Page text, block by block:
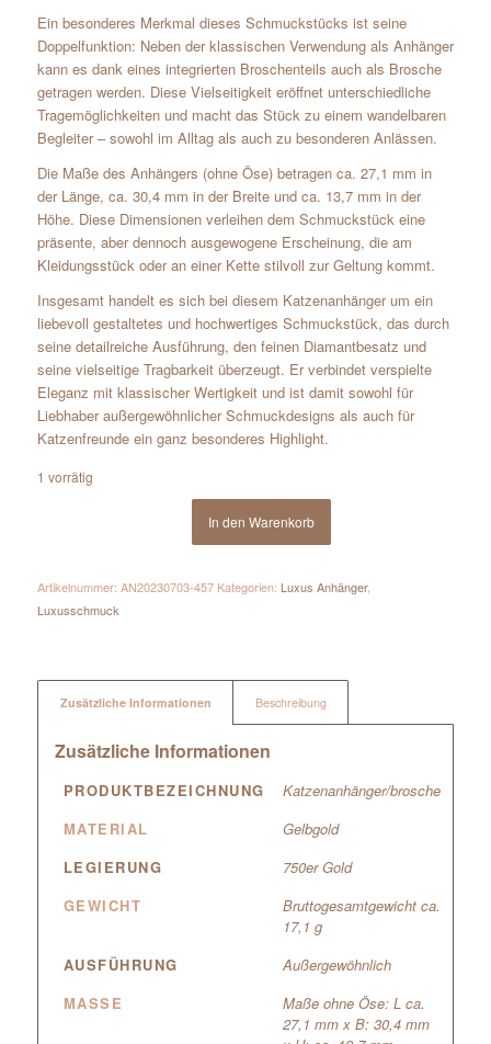
Ein besonderes Merkmal dieses Schmuckstücks ist seine
Doppelfunktion: Neben der klassischen Verwendung als Anhänger
kann es dank eines integrierten Broschenteils auch als Brosche
getragen werden. Diese Vielseitigkeit eröffnet unterschiedliche
Tragemöglichkeiten und macht das Stück zu einem wandelbaren
Begleiter – sowohl im Alltag als auch zu besonderen Anlässen.
Die Maße des Anhängers (ohne Öse) betragen ca. 27,1 mm in
der Länge, ca. 30,4 mm in der Breite und ca. 13,7 mm in der
Höhe. Diese Dimensionen verleihen dem Schmuckstück eine
präsente, aber dennoch ausgewogene Erscheinung, die am
Kleidungsstück oder an einer Kette stilvoll zur Geltung kommt.
Insgesamt handelt es sich bei diesem Katzenanhänger um ein
liebevoll gestaltetes und hochwertiges Schmuckstück, das durch
seine detailreiche Ausführung, den feinen Diamantbesatz und
seine vielseitige Tragbarkeit überzeugt. Er verbindet verspielte
Eleganz mit klassischer Wertigkeit und ist damit sowohl für
Liebhaber außergewöhnlicher Schmuckdesigns als auch für
Katzenfreunde ein ganz besonderes Highlight.
1 vorrätig
In den Warenkorb
Artikelnummer: AN20230703-457 Kategorien: Luxus Anhänger,
Luxusschmuck
Zusätzliche Informationen Beschreibung
Zusätzliche Informationen
PRODUKTBEZEICHNUNG
Katzenanhänger/brosche
MATERIAL
Gelbgold
LEGIERUNG
750er Gold
GEWICHT
Bruttogesamtgewicht ca.
17,1 g
AUSFÜHRUNG
Außergewöhnlich
MASSE
Maße ohne Öse: L ca.
27,1 mm x B: 30,4 mm